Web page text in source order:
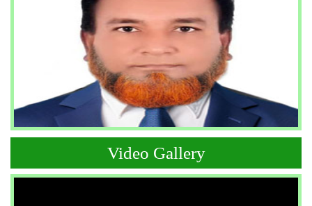
Video Gallery